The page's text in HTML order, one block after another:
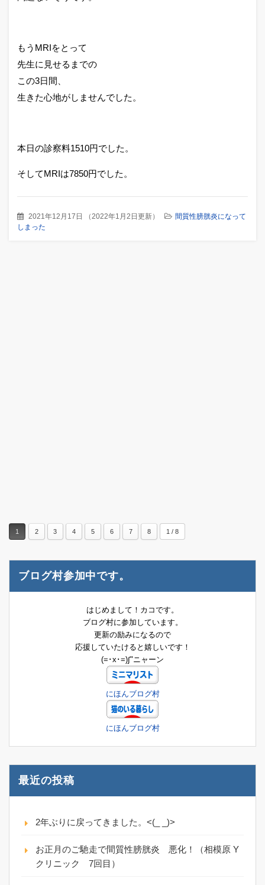
もうMRIをとって
先生に見せるまでの
この3日間、
生きた心地がしませんでした。
本日の診察料1510円でした。
そしてMRIは7850円でした。
2021年12月17日 （2022年1月2日更新）
間質性膀胱炎になって
しまった
1 2 3 4 5 6 7 8 1 / 8
ブログ村参加中です。
はじめまして！カコです。
ブログ村に参加しています。
更新の励みになるので
応援していたけると嬉しいです！
(=･x･=)∫"ニャーン
にほんブログ村
にほんブログ村
最近の投稿
2年ぶりに戻ってきました。<(_ _)>
お正月のご馳走で間質性膀胱炎 悪化！（相模原 Y
クリニック 7回目）